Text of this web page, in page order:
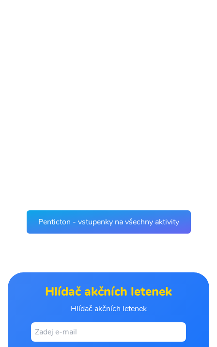
Penticton - vstupenky na všechny aktivity
Hlídač akčních letenek
Hlídač akčních letenek